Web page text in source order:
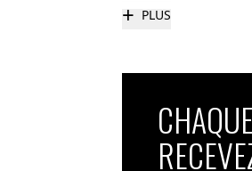
+ PLUS